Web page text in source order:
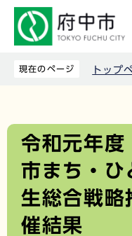
先
現在のページ トップ
文
令和元年
市まち・ひ
生総合戦略
催結果